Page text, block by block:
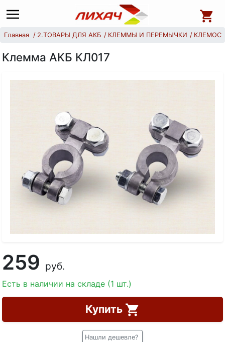
Главная 2.ТОВАРЫ ДЛЯ АКБ КЛЕММЫ И ПЕРЕМЫЧКИ КЛЕМОС
Клемма АКБ КЛ017
259 руб.
Есть в наличии на складе (1 шт.)
Купить
Нашли дешевле?